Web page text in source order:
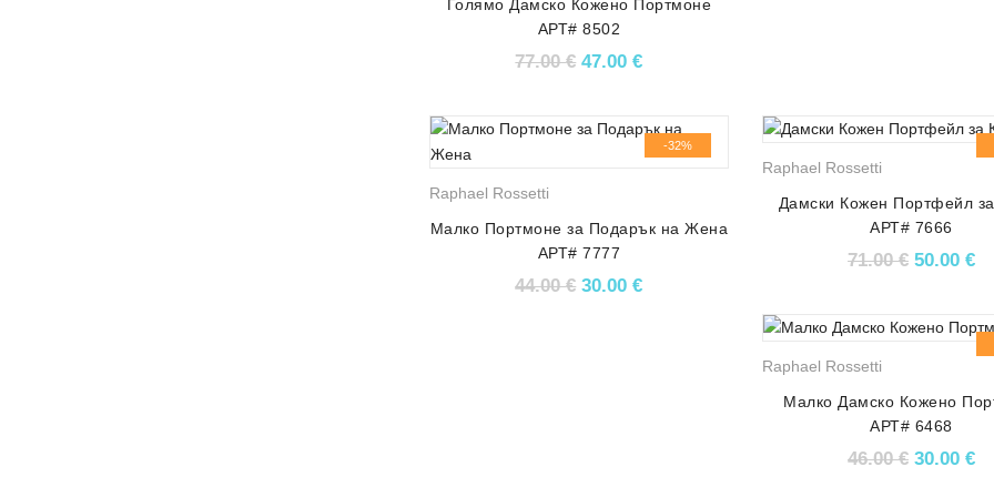
Голямо Дамско Кожено Портмоне
АРТ# 8502
77.00€ Original price was: 77.00 €.
47.00€Текущата цена е: 47.00 €.
-32%
Raphael Rossetti
Малко Портмоне за Подарък на Жена
АРТ# 7777
44.00€ Original price was: 44.00 €.
30.00€Текущата цена е: 30.00 €.
Raphael Rossetti
Дамски Кожен Портфейл
АРТ# 7666
71.00€ Original
50.00€
Raphael Rossetti
Малко Дамско Кожено
АРТ# 6468
46.00€ Original
30.00€